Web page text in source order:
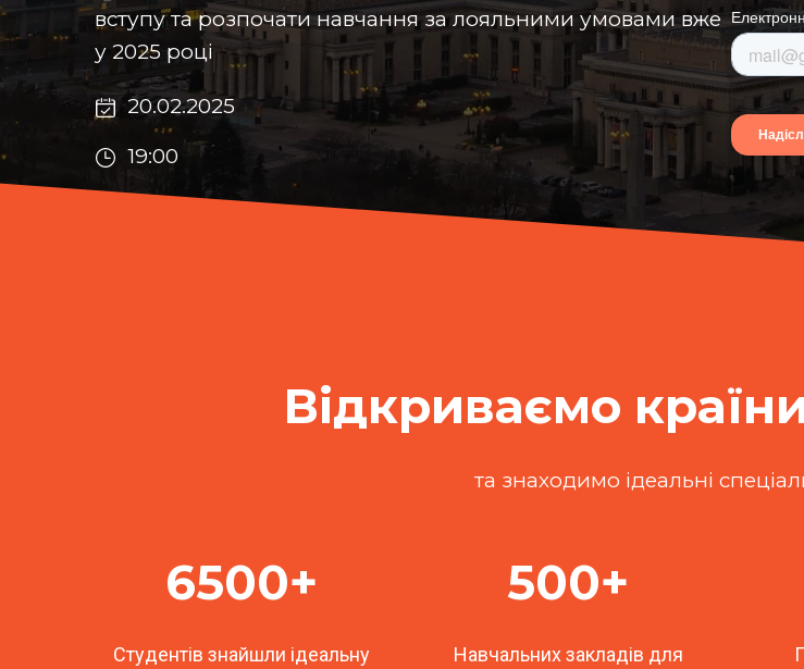
вступу та розпочати навчання за лояльними умовами вже
у 2025 році
20.02.2025
19:00
Відкриваємо
та знаходимо ідеальні
6500+
Студентів знайшли ідеальну
500+
Навчальних закладів для